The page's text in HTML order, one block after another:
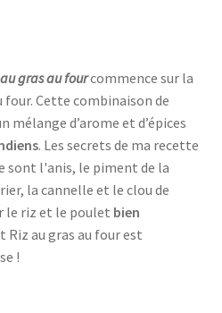
gras au fourcommence sur la
Cette combinaison de
mélange d’arome et d’épices
. Les secrets de ma recette
sont l'anis, le piment de la
la cannelle et le clou de
le riz et le poulet bien
Riz au gras au four est
!